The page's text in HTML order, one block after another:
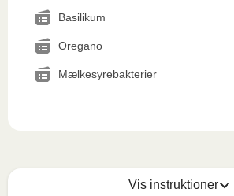
Basilikum
Oregano
Mælkesyrebakterier
Vis instruktioner